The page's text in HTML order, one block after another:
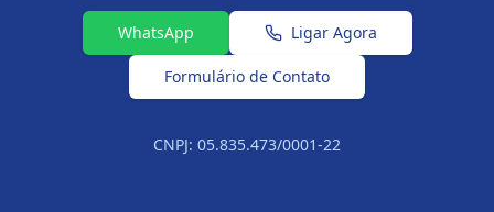
WhatsApp Ligar Agora
Formulário de Contato
CNPJ: 05.835.473/0001-22